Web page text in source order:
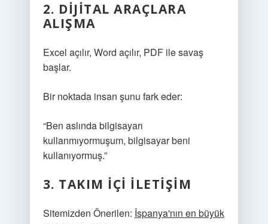
2. DIJITAL ARAÇLARA
ALIŞMA
Excel açılır, Word açılır, PDF ile savaş
başlar.
Bir noktada insan şunu fark eder:
“Ben aslında bilgisayarı
kullanmıyormuşum, bilgisayar beni
kullanıyormuş.”
3. TAKIM IÇI ILETIŞIM
Sitemizden Önerilen: İspanya'nın en büyük